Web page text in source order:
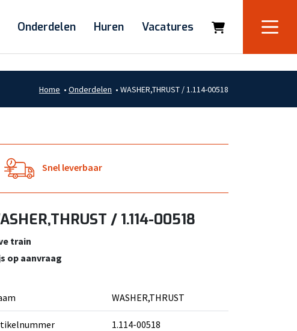
Onderdelen Huren Vacatures
Home • Onderdelen • WASHER,THRUST / 1.114-00518
Snel leverbaar
/ 1.114-00518
train
op aanvraag
WASHER,THRUST
1.114-00518